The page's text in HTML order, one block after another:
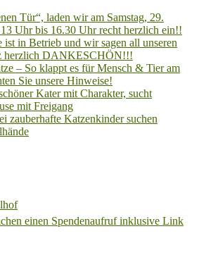
Tür“, laden wir am Samstag, 29.
Uhr bis 16.30 Uhr recht herzlich ein!!
in Betrieb und wir sagen all unseren
herzlich DANKESCHÖN!!!
– So klappt es für Mensch & Tier am
Sie unsere Hinweise!
Kater mit Charakter, sucht
mit Freigang
zauberhafte Katzenkinder suchen